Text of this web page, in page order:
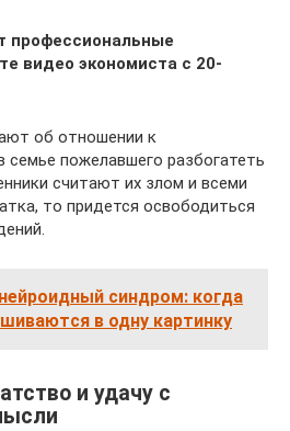
профессиональные
видео экономиста с 20-
об отношении к
семье пожелавшего разбогатеть
считают их злом и всеми
то придется освободиться
синдром: когда
в одну картинку
и удачу с